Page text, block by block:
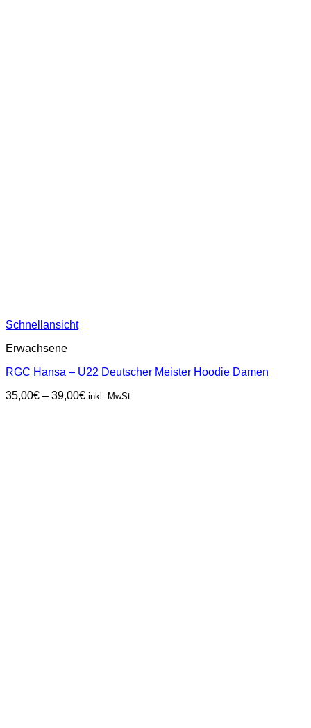
Schnellansicht
Erwachsene
RGC Hansa – U22 Deutscher Meister Hoodie Damen
35,00€ – 39,00€Preisspanne:
inkl. MwSt.